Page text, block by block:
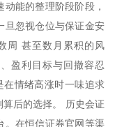
能的整理阶段阶段，
旦忽视仓位与保证金安
周 甚至数月累积的风
盈利目标与回撤容忍
在情绪高涨时一味追求
后的选择。 历史会证
。在恒信证券官网等渠